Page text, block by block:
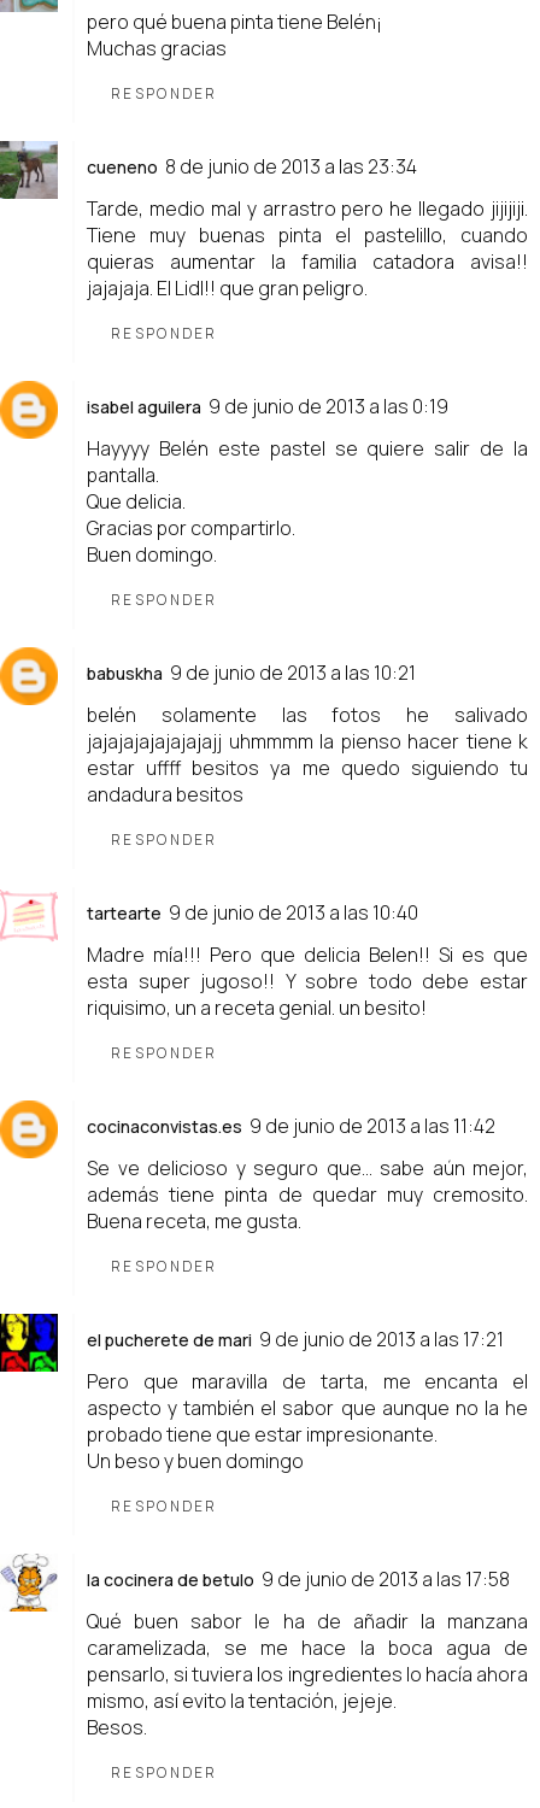
pero qué buena pinta tiene Belén¡
Muchas gracias
RESPONDER
cueneno 8 de junio de 2013 a las 23:34
Tarde, medio mal y arrastro pero he llegado jijijiji.
Tiene muy buenas pinta el pastelillo, cuando
quieras aumentar la familia catadora avisa!!
jajajaja. El Lidl!! que gran peligro.
RESPONDER
isabel aguilera 9 de junio de 2013 a las 0:19
Hayyyy Belén este pastel se quiere salir de la
pantalla.
Que delicia.
Gracias por compartirlo.
Buen domingo.
RESPONDER
babuskha 9 de junio de 2013 a las 10:21
belén solamente las fotos he salivado
jajajajajajajajajj uhmmmm la pienso hacer tiene k
estar uffff besitos ya me quedo siguiendo tu
andadura besitos
RESPONDER
tartearte 9 de junio de 2013 a las 10:40
Madre mía!!! Pero que delicia Belen!! Si es que
esta super jugoso!! Y sobre todo debe estar
riquisimo, un a receta genial. un besito!
RESPONDER
cocinaconvistas.es 9 de junio de 2013 a las 11:42
Se ve delicioso y seguro que... sabe aún mejor,
además tiene pinta de quedar muy cremosito.
Buena receta, me gusta.
RESPONDER
el pucherete de mari 9 de junio de 2013 a las 17:21
Pero que maravilla de tarta, me encanta el
aspecto y también el sabor que aunque no la he
probado tiene que estar impresionante.
Un beso y buen domingo
RESPONDER
la cocinera de betulo 9 de junio de 2013 a las 17:58
Qué buen sabor le ha de añadir la manzana
caramelizada, se me hace la boca agua de
pensarlo, si tuviera los ingredientes lo hacía ahora
mismo, así evito la tentación, jejeje.
Besos.
RESPONDER